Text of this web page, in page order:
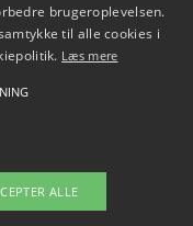
brugeroplevelsen.
til alle cookies i
Læs mere
ALLE